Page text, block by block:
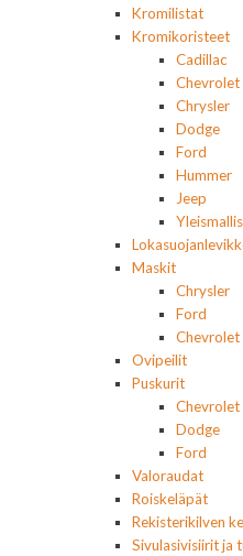
Kromilistat
Kromikoristeet
Cadillac
Chevrolet
Chrysler
Dodge
Ford
Hummer
Jeep
Maskit
Chrysler
Ford
Chevrolet
Ovipeilit
Puskurit
Chevrolet
Dodge
Ford
Valoraudat
Roiskeläpät
Rekisterikilven
Sivulasivisiirit ja